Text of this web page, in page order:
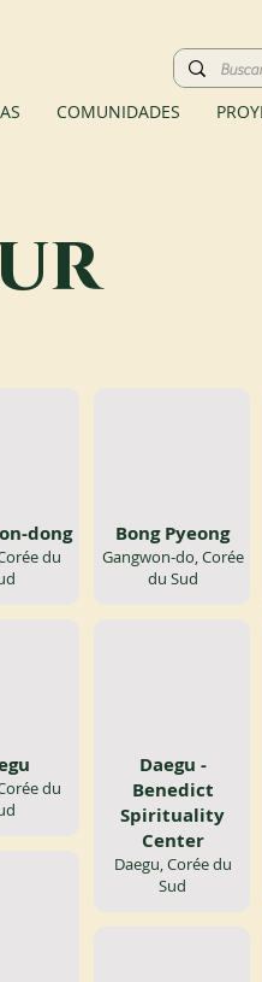
COMUNIDADES
dong
du
du
Bong Pyeong
Gangwon-do, Corée
du Sud
Daegu -
Benedict
Spirituality
Center
Daegu, Corée du
Sud